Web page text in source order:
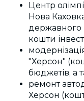
Цeнтp
Нова
державного
кошти
"Хepсон"
бюджетів, а
peмонт
Хepсон